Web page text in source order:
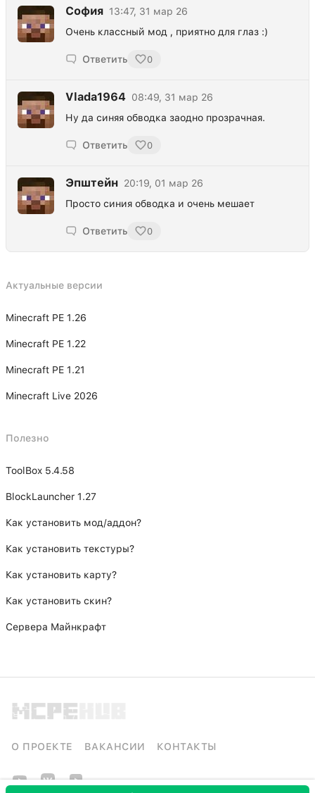
София 13:47, 31 мар 26
Очень классный мод , приятно для глаз :)
Ответить 0
Vlada1964 08:49, 31 мар 26
Ну да синяя обводка заодно прозрачная.
Ответить 0
Эпштейн 20:19, 01 мар 26
Просто синия обводка и очень мешает
Ответить 0
Актуальные версии
Minecraft PE 1.26
Minecraft PE 1.22
Minecraft PE 1.21
Minecraft Live 2026
Полезно
ToolBox 5.4.58
BlockLauncher 1.27
Как установить мод/аддон?
Как установить текстуры?
Как установить карту?
Как установить скин?
Сервера Майнкрафт
О ПРОЕКТЕ ВАКАНСИИ КОНТАКТЫ